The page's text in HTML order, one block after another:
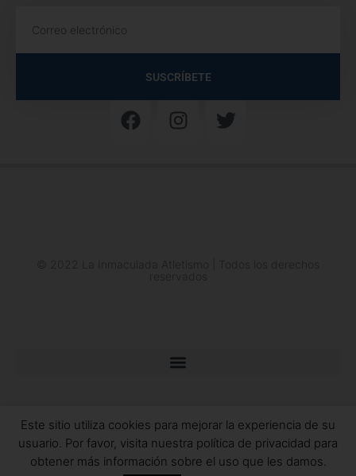
SUSCRÍBETE
Este sitio utiliza cookies para mejorar la experiencia de su
usuario. Por favor, visita nuestra política de privacidad para
obtener más información sobre el uso que les damos.